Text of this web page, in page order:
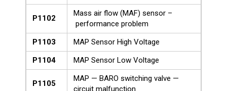
P1102
Mass air flow (MAF) sensor –
performance problem
P1103
MAP Sensor High Voltage
P1104
MAP Sensor Low Voltage
P1105
MAP — BARO switching valve —
circuit malfunction